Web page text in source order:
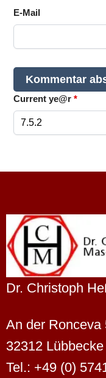
E-Mail
Current ye@r *
Dr. Christoph
An der Ronceva
32312 Lübbecke
Tel.: +49 (0)